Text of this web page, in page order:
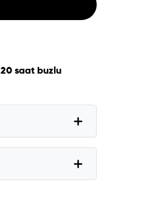
20 saat buzlu